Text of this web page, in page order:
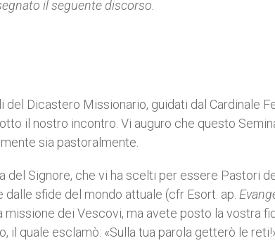
il seguente discorso.
Dicastero Missionario, guidati dal Cardinale
il nostro incontro. Vi auguro che questo
sia pastoralmente.
Signore, che vi ha scelti per essere Pastori
sfide del mondo attuale (cfr Esort. ap.
missione dei Vescovi, ma avete posto la vostra
il quale esclamò: «Sulla tua parola getterò le